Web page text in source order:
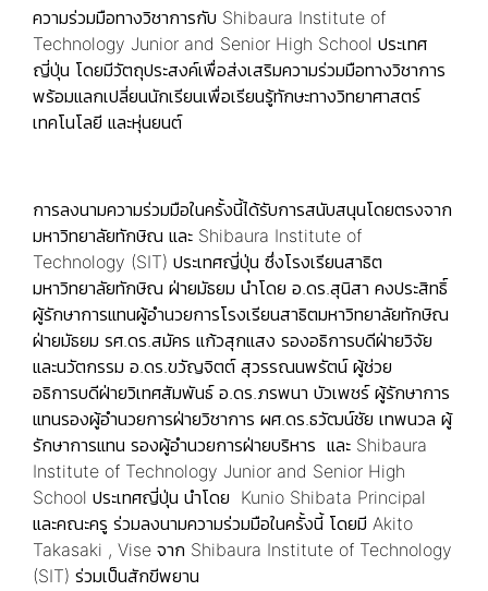
ความร่วมมือทางวิชาการกับ Shibaura Institute of
Technology Junior and Senior High School ประเทศ
ญี่ปุ่น โดยมีวัตถุประสงค์เพื่อส่งเสริมความร่วมมือทางวิชาการ
พร้อมแลกเปลี่ยนนักเรียนเพื่อเรียนรู้ทักษะทางวิทยาศาสตร์
เทคโนโลยี และหุ่นยนต์
การลงนามความร่วมมือในครั้งนี้ได้รับการสนับสนุนโดยตรงจาก
มหาวิทยาลัยทักษิณ และ Shibaura Institute of
Technology (SIT) ประเทศญี่ปุ่น ซึ่งโรงเรียนสาธิต
มหาวิทยาลัยทักษิณ ฝ่ายมัธยม นำโดย อ.ดร.สุนิสา คงประสิทธิ์
ผู้รักษาการแทนผู้อำนวยการโรงเรียนสาธิตมหาวิทยาลัยทักษิณ
ฝ่ายมัธยม รศ.ดร.สมัคร แก้วสุกแสง รองอธิการบดีฝ่ายวิจัย
และนวัตกรรม อ.ดร.ขวัญจิตต์ สุวรรณนพรัตน์ ผู้ช่วย
อธิการบดีฝ่ายวิเทศสัมพันธ์ อ.ดร.ภรพนา บัวเพชร์ ผู้รักษาการ
แทนรองผู้อำนวยการฝ่ายวิชาการ ผศ.ดร.ธวัฒน์ชัย เทพนวล ผู้
รักษาการแทน รองผู้อำนวยการฝ่ายบริหาร และ Shibaura
Institute of Technology Junior and Senior High
School ประเทศญี่ปุ่น นำโดย Kunio Shibata Principal
และคณะครู ร่วมลงนามความร่วมมือในครั้งนี้ โดยมี Akito
Takasaki , Vise จาก Shibaura Institute of Technology
(SIT) ร่วมเป็นสักขีพยาน